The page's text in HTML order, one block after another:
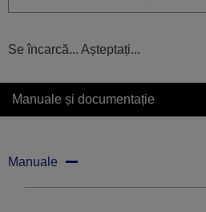
Se încarcă... Așteptați...
Manuale și documentație
Manuale